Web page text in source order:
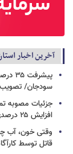
آخرین اخبار
سودجان/ تصویب ۴۰۰ میلیارد تومان اعتبار +فیلم
جزئیات مصوبه
افزایش ۲۵ درصدی در صورت درخواست مستأجر
وقتی خون، آب
قاتل توسط